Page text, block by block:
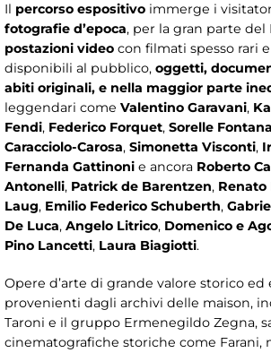
Il percorso espositivo immerge i
fotografie d’epoca, per la gran parte del
postazioni video con filmati spesso rari
disponibili al pubblico, oggetti,
abiti originali, e nella maggior parte
leggendari come Valentino Garavani,
Fendi, Federico Forquet, Sorelle Fontana
Caracciolo-Carosa, Simonetta Visconti,
Fernanda Gattinoni e ancora Roberto
Antonelli, Patrick de Barentzen, Renato
Laug, Emilio Federico Schuberth,
De Luca, Angelo Litrico, Domenico e
Pino Lancetti, Laura Biagiotti.
Opere d’arte di grande valore storico ed
provenienti dagli archivi delle maison,
Taroni e il gruppo Ermenegildo Zegna,
cinematografiche storiche come Farani,